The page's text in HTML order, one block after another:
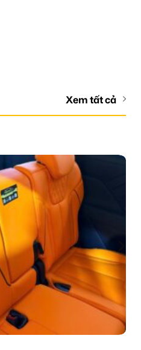
Xem tất cả